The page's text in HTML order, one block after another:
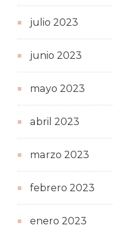
julio 2023
junio 2023
mayo 2023
abril 2023
marzo 2023
febrero 2023
enero 2023